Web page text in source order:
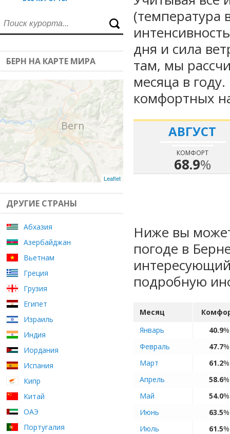
БЕРН НА КАРТЕ МИРА
Leaflet
ДРУГИЕ СТРАНЫ
Абхазия
Азербайджан
Вьетнам
Греция
Грузия
Египет
Израиль
Индия
Иордания
Испания
Кипр
Китай
ОАЭ
Португалия
(температура
дня и сила
там, мы
месяца в
комфортных
АВГУСТ
КОМФОРТ
68.9%
Ниже вы
погоде в
подробную
Месяц
Январь
40.9%
Февраль
47.7%
Март
61.2%
Апрель
58.6%
Май
54.0%
Июнь
63.5%
Июль
61.5%